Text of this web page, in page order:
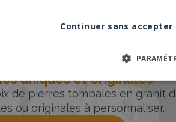
uniques et originales
de pierres tombales en granit
ou originales à personnaliser.
Continuer sans accepter